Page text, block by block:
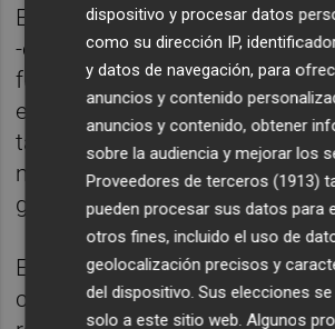
El componente fijo prevé dos
-cuya cuantía depende del
funcionario y asciende a un
euros para el A1- y doce pagos
también en función del
máximo de 200 euros
grupo A1-.
El componente variable
crédito disponible en función
dispositivo y procesar datos
como su dirección IP,
y datos de navegación, para
anuncios y contenido
anuncios y contenido, obtener
sobre la audiencia y mejorar los
Proveedores de terceros (1913)
pueden procesar sus datos para
otros fines, incluido el uso de
geolocalización precisos y
del dispositivo. Sus elecciones
solo a este sitio web. Algunos